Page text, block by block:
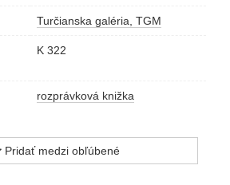
Turčianska galéria, TGM
K 322
rozprávková knižka
Pridať medzi obľúbené